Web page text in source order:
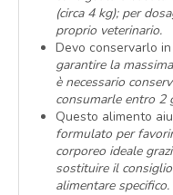
(circa 4 kg); per
proprio veterinario.
Devo conservarlo
garantire la
è necessario
consumarle entro 2
Questo alimento
formulato per
corporeo ideale
sostituire il
alimentare specifico.